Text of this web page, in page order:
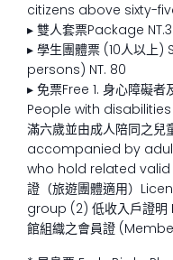
citizens above sixty-
▸ 雙人套票Package
▸ 學生團體票 (10人以
persons) NT. 80
▸ 免票Free 1. 身心障礙
People with
滿六歲並由成人陪同之
accompanied by
who hold related valid
證（旅遊團體適用）
group (2) 低收入戶證
館組織之會員證